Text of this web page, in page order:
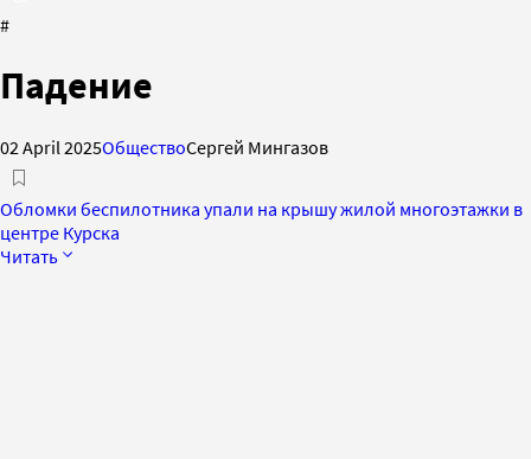
#
Падение
02 April 2025ОбществоСергей Мингазов
Обломки беспилотника упали на крышу жилой многоэтажки в
центре Курска
Читать